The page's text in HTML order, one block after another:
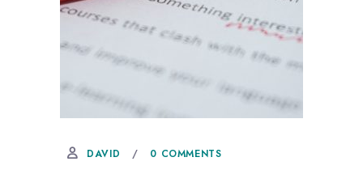
7 DÉCEMBRE, 2022
DAVID 0 COMMENTS